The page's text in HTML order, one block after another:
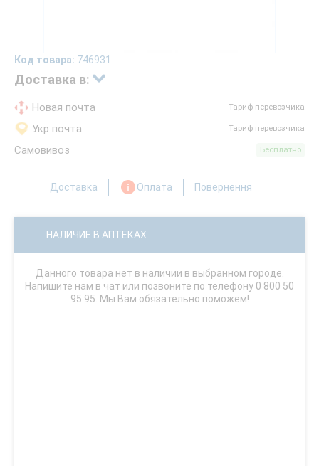
Код товара: 746931
Доставка в:
Новая почта Тариф перевозчика
Укр почта Тариф перевозчика
Самовивоз Бесплатно
Доставка Оплата Повернення
НАЛИЧИЕ В АПТЕКАХ
Данного товара нет в наличии в выбранном городе.
Напишите нам в чат или позвоните по телефону 0 800 50
95 95. Мы Вам обязательно поможем!